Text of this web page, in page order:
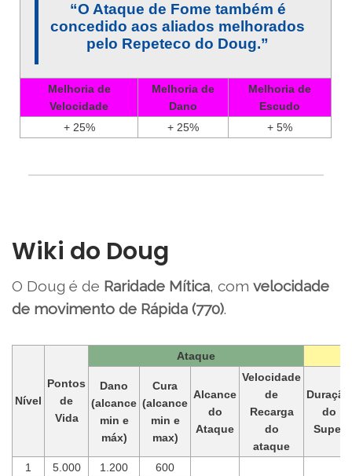
“O Ataque de Fome também é
concedido aos aliados melhorados
pelo Repeteco do Doug.”
Melhoria de
Velocidade
Melhoria de
Dano
Melhoria de
Escudo
+ 25%
+ 25% + 5%
Wiki do Doug
O Doug é de Raridade Mítica, com velocidade
de movimento de Rápida (770).
Nível
Pontos
de
Vida
Ataque
Dano
(alcance
min e
máx)
Cura
(alcance
min e
max)
Alcance
do
Ataque
Velocidade
de
Recarga
do
ataque
Duração
do
Super
1 5.000 1.200 600